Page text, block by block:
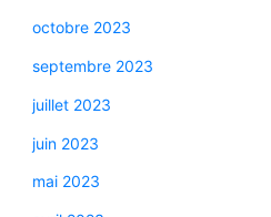
octobre 2023
septembre 2023
juillet 2023
juin 2023
mai 2023